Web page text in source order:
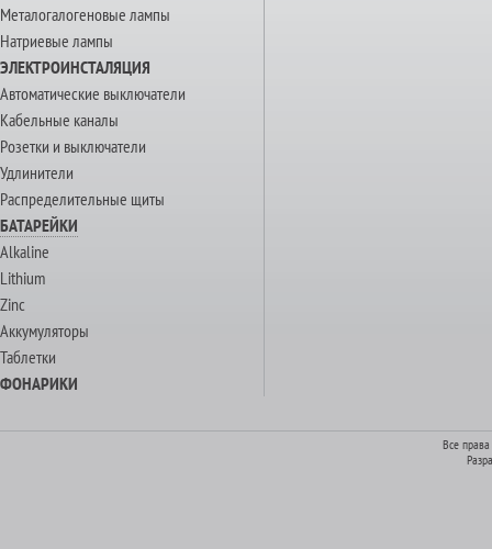
Металогалогеновые лампы
Натриевые лампы
ЭЛЕКТРОИНСТАЛЯЦИЯ
Автоматические выключатели
Кабельные каналы
Розетки и выключатели
Удлинители
Распределительные щиты
БАТАРЕЙКИ
Alkaline
Lithium
Zinc
Аккумуляторы
Таблетки
ФОНАРИКИ
Все